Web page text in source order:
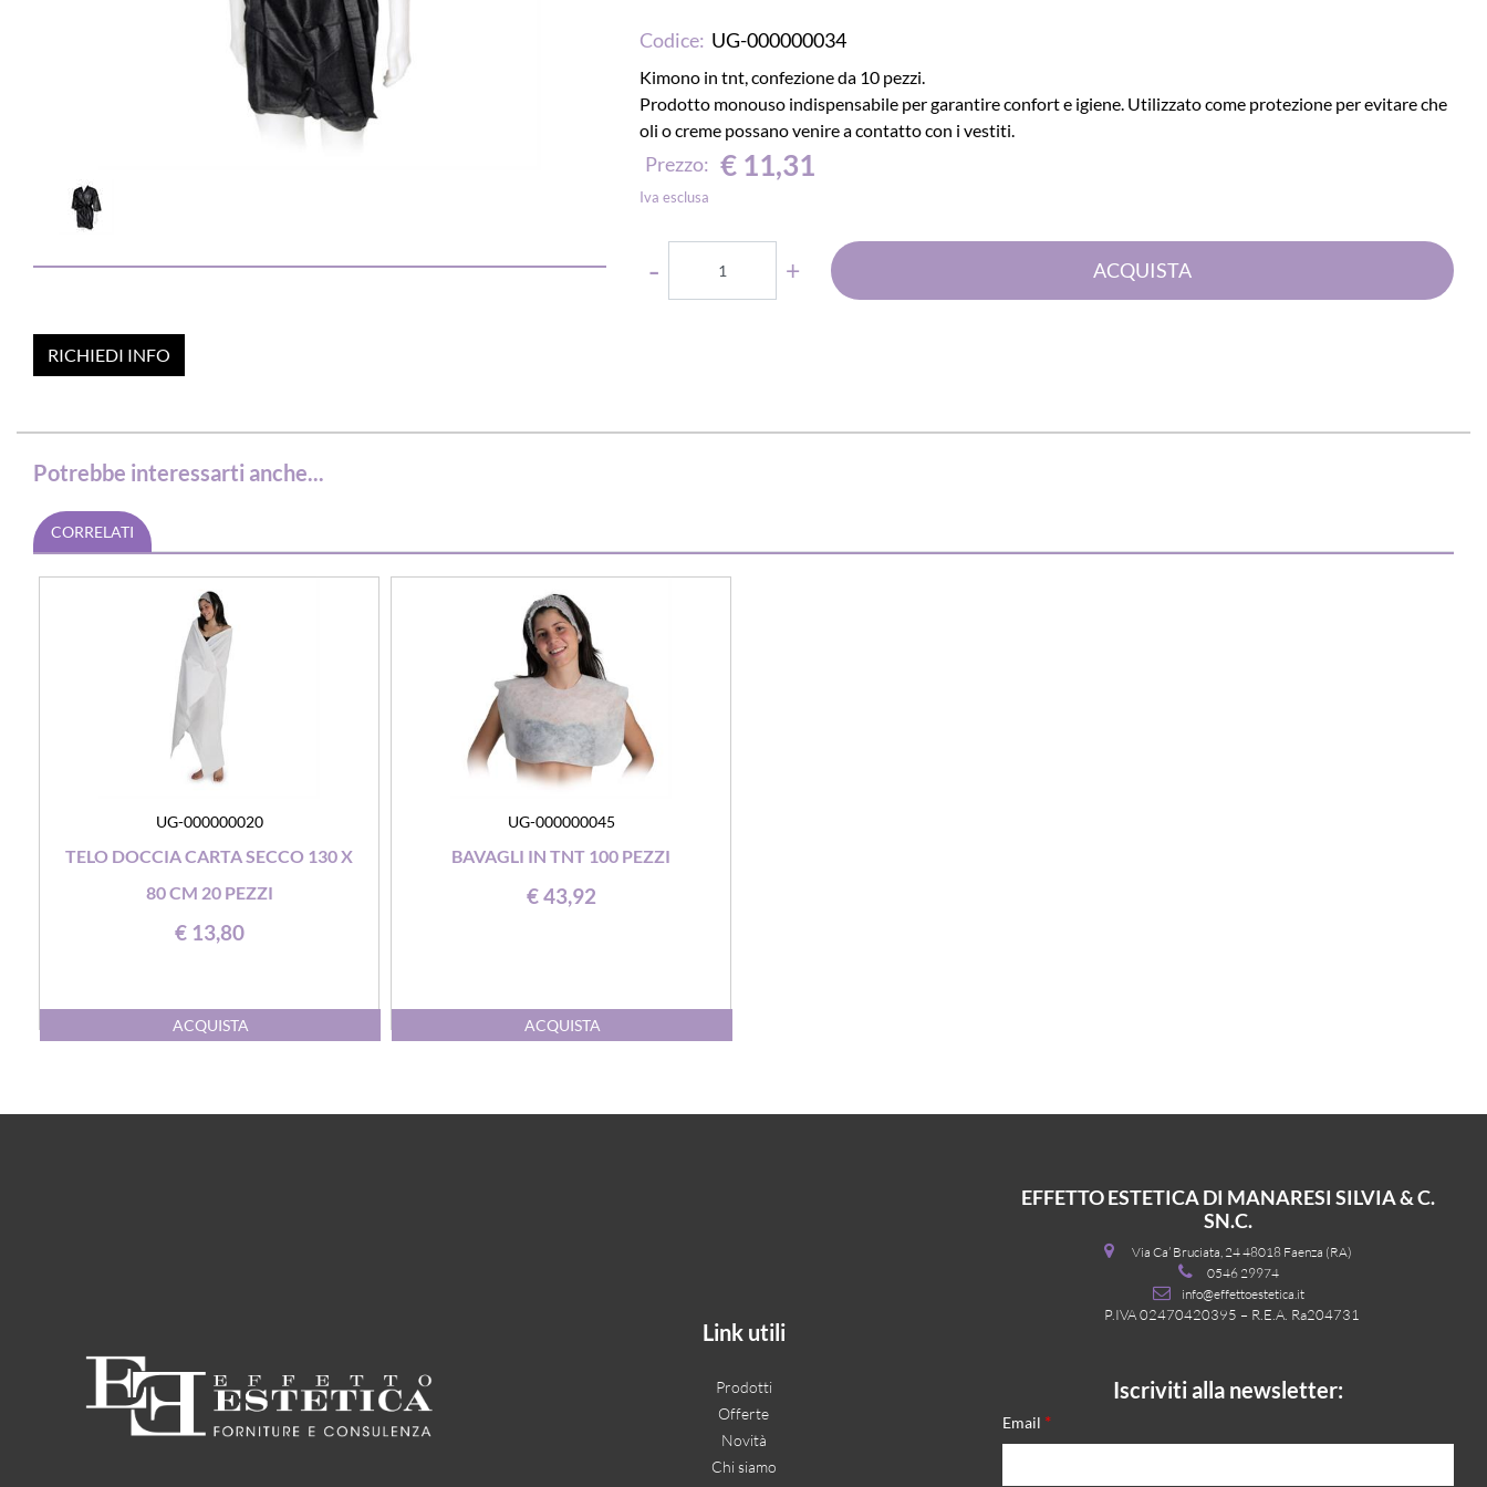
RICHIEDI INFO
Codice: UG-000000034
Kimono in tnt, confezione da 10 pezzi.
Prodotto monouso indispensabile per garantire confort e igiene. Utilizzato come protezione per evitare che
oli o creme possano venire a contatto con i vestiti.
Prezzo: € 11,31
Iva esclusa
ACQUISTA
Potrebbe interessarti anche...
CORRELATI
UG-000000020
TELO DOCCIA CARTA SECCO 130 X
80 CM 20 PEZZI
€ 13,80
Quantità
ACQUISTA
UG-000000045
BAVAGLI IN TNT 100 PEZZI
€ 43,92
Quantità
ACQUISTA
Link utili
Prodotti
Offerte
Novità
Chi siamo
EFFETTO ESTETICA DI MANARESI SILVIA & C.
SN.C.
Via Ca’ Bruciata, 24 48018 Faenza (RA)
0546 29974
info@effettoestetica.it
P.IVA 02470420395 – R.E.A. Ra204731
Iscriviti alla newsletter:
Email *